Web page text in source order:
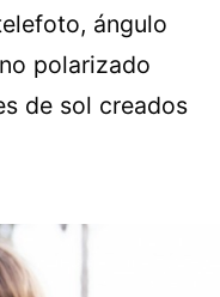
ángulo
polarizado
de sol creados